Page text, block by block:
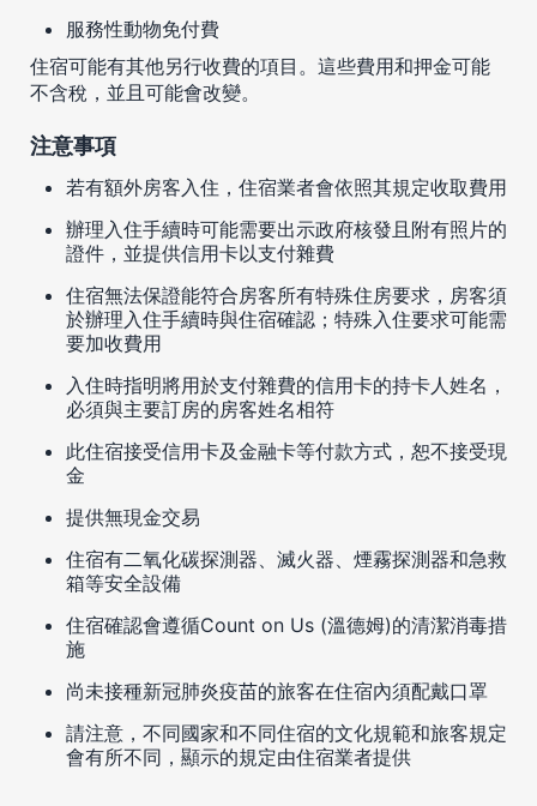
服務性動物免付費
住宿可能有其他另行收費的項目。這些費用和押金可能
不含稅，並且可能會改變。
注意事項
若有額外房客入住，住宿業者會依照其規定收取費用
辦理入住手續時可能需要出示政府核發且附有照片的
證件，並提供信用卡以支付雜費
住宿無法保證能符合房客所有特殊住房要求，房客須
於辦理入住手續時與住宿確認；特殊入住要求可能需
要加收費用
入住時指明將用於支付雜費的信用卡的持卡人姓名，
必須與主要訂房的房客姓名相符
此住宿接受信用卡及金融卡等付款方式，恕不接受現
金
提供無現金交易
住宿有二氧化碳探測器、滅火器、煙霧探測器和急救
箱等安全設備
住宿確認會遵循Count on Us (溫德姆)的清潔消毒措
施
尚未接種新冠肺炎疫苗的旅客在住宿內須配戴口罩
請注意，不同國家和不同住宿的文化規範和旅客規定
會有所不同，顯示的規定由住宿業者提供